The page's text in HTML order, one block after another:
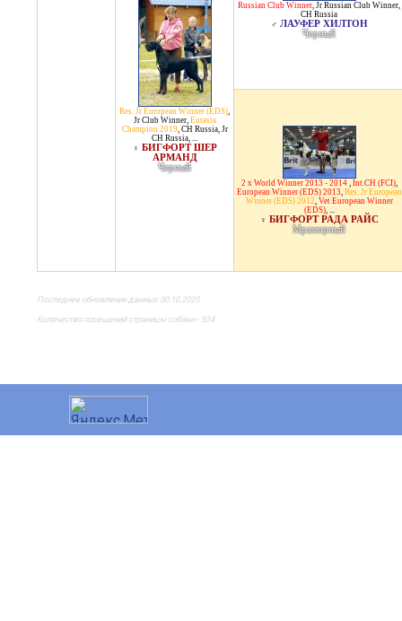
Res. Jr European Winner (EDS),
Jr Club Winner, Eurasia
Champion 2019, CH Russia, Jr
CH Russia, ...
♀ БИГФОРТ ШЕР
АРМАНД
Черный
Russian Club Winner, Jr Russian Club Winner,
CH Russia
♂ ЛАУФЕР ХИЛТОН
Черный
2 x World Winner 2013 - 2014, Int.CH (FCI),
European Winner (EDS) 2013, Res. Jr European
Winner (EDS) 2012, Vet European Winner
(EDS), ...
♀ БИГФОРТ РАДА РАЙС
Мраморный
Последнее обновление данных 30.10.2025
Количество посещений страницы собаки - 534